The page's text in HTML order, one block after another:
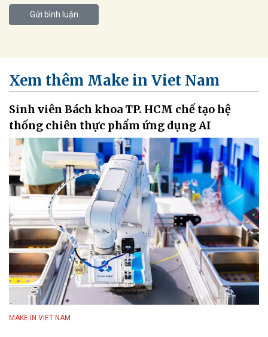
Gửi bình luận
Xem thêm Make in Viet Nam
Sinh viên Bách khoa TP. HCM chế tạo hệ
thống chiên thực phẩm ứng dụng AI
MAKE IN VIET NAM